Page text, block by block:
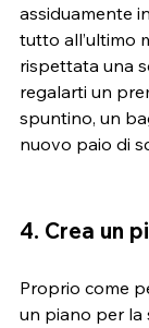
assiduamente
tutto all’ultimo
rispettata una
regalarti un
spuntino, un
nuovo paio di
4. Crea un
Proprio come
un piano per la